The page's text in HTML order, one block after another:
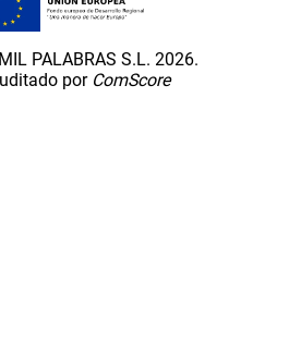
PALABRAS S.L. 2026.
por ComScore